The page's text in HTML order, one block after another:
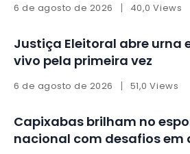
6 de agosto de 2026 40,0 Views
Justiça Eleitoral abre urna
vivo pela primeira vez
6 de agosto de 2026 51,0 Views
Capixabas brilham no
nacional com desafios em